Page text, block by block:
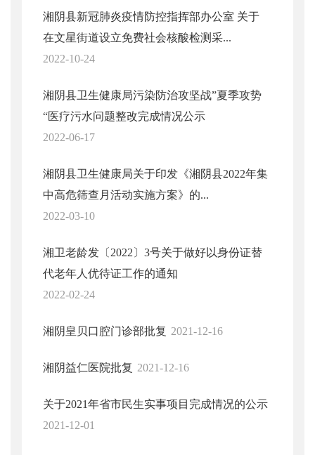
湘阴县新冠肺炎疫情防控指挥部办公室 关于
在文星街道设立免费社会核酸检测采...
2022-10-24
湘阴县卫生健康局污染防治攻坚战”夏季攻势
“医疗污水问题整改完成情况公示
2022-06-17
湘阴县卫生健康局关于印发《湘阴县2022年集
中高危筛查月活动实施方案》的...
2022-03-10
湘卫老龄发〔2022〕3号关于做好以身份证替
代老年人优待证工作的通知
2022-02-24
湘阴皇贝口腔门诊部批复 2021-12-16
湘阴益仁医院批复 2021-12-16
关于2021年省市民生实事项目完成情况的公示
2021-12-01